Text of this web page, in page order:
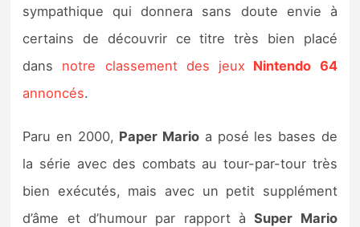
sympathique qui donnera sans doute envie à
certains de découvrir ce titre très bien placé
dans notre classement des jeux Nintendo 64
annoncés.
Paru en 2000, Paper Mario a posé les bases de
la série avec des combats au tour-par-tour très
bien exécutés, mais avec un petit supplément
d’âme et d’humour par rapport àSuper Mario